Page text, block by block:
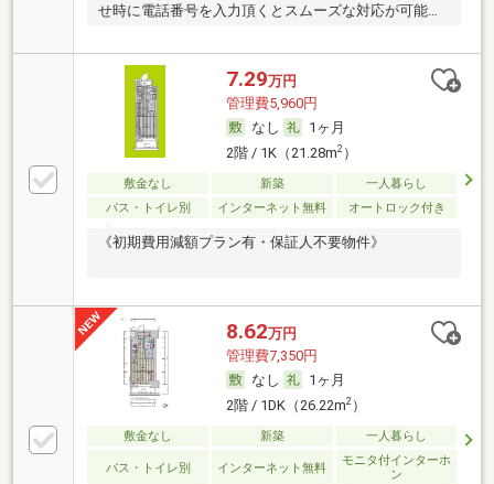
せ時に電話番号を入力頂くとスムーズな対応が可能で
7.29万円
管理費5,960円
なし
1ヶ月
2階 / 1K（21.28m2）
敷金なし 新築
一人暮らし
バス・トイレ別
インターネット無料 オートロック付き
《初期費用減額プラン有・保証人不要物件》
8.62万円
管理費7,350円
なし
1ヶ月
2階 / 1DK（26.22m2）
敷金なし 新築 一人暮らし
バス・トイレ別 インターネット無料
モニタ付インターホ
ン